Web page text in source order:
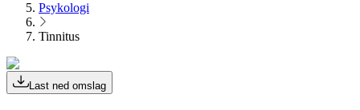
Psykologi
Tinnitus
Last ned omslag